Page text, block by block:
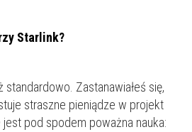
Starlink?
Zastanawiałeś się,
straszne pieniądze w projekt
jest pod spodem poważna nauka: